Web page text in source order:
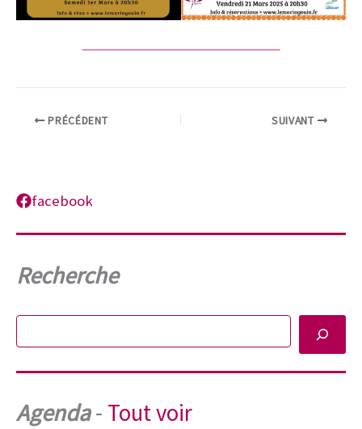
PRÉCÉDENT SUIVANT
facebook
Recherche
Rechercher
Agenda- Tout voir